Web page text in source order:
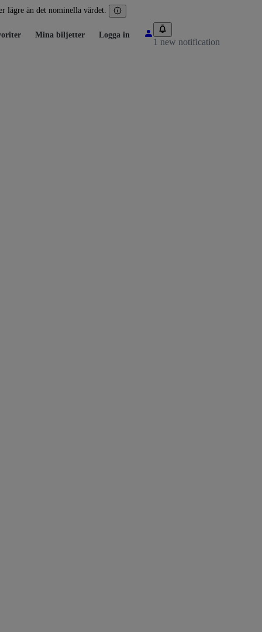
lägre än det nominella värdet.
Mina biljetter Logga in
1 new notification